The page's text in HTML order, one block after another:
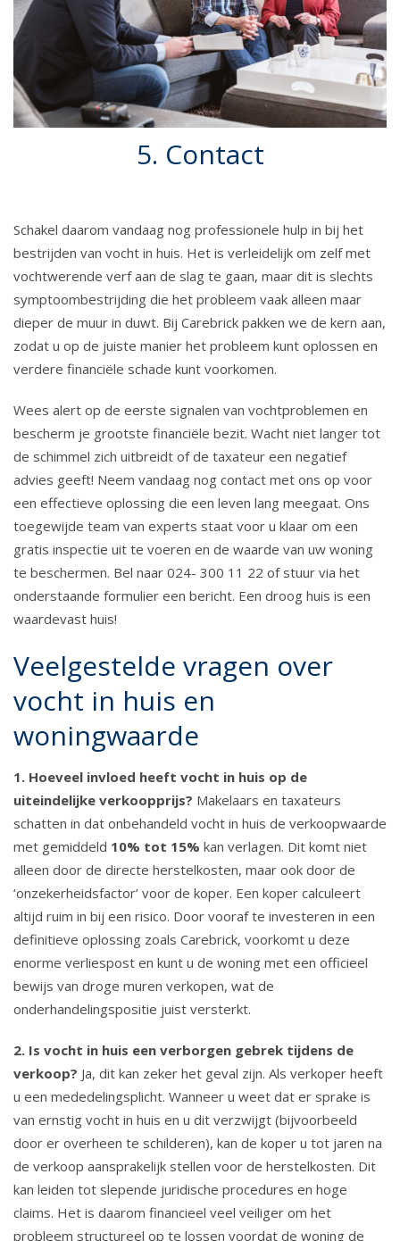
5. Contact
Schakel daarom vandaag nog professionele hulp in bij het
bestrijden van vocht in huis. Het is verleidelijk om zelf met
vochtwerende verf aan de slag te gaan, maar dit is slechts
symptoombestrijding die het probleem vaak alleen maar
dieper de muur in duwt. Bij Carebrick pakken we de kern aan,
zodat u op de juiste manier het probleem kunt oplossen en
verdere financiële schade kunt voorkomen.
Wees alert op de eerste signalen van vochtproblemen en
bescherm je grootste financiële bezit. Wacht niet langer tot
de schimmel zich uitbreidt of de taxateur een negatief
advies geeft! Neem vandaag nog contact met ons op voor
een effectieve oplossing die een leven lang meegaat. Ons
toegewijde team van experts staat voor u klaar om een
gratis inspectie uit te voeren en de waarde van uw woning
te beschermen. Bel naar 024- 300 11 22 of stuur via het
onderstaande formulier een bericht. Een droog huis is een
waardevast huis!
Veelgestelde vragen over
vocht in huis en
woningwaarde
1. Hoeveel invloed heeft vocht in huis op de
uiteindelijke verkoopprijs? Makelaars en taxateurs
schatten in dat onbehandeld vocht in huis de verkoopwaarde
met gemiddeld 10% tot 15% kan verlagen. Dit komt niet
alleen door de directe herstelkosten, maar ook door de
‘onzekerheidsfactor’ voor de koper. Een koper calculeert
altijd ruim in bij een risico. Door vooraf te investeren in een
definitieve oplossing zoals Carebrick, voorkomt u deze
enorme verliespost en kunt u de woning met een officieel
bewijs van droge muren verkopen, wat de
onderhandelingspositie juist versterkt.
2. Is vocht in huis een verborgen gebrek tijdens de
verkoop? Ja, dit kan zeker het geval zijn. Als verkoper heeft
u een mededelingsplicht. Wanneer u weet dat er sprake is
van ernstig vocht in huis en u dit verzwijgt (bijvoorbeeld
door er overheen te schilderen), kan de koper u tot jaren na
de verkoop aansprakelijk stellen voor de herstelkosten. Dit
kan leiden tot slepende juridische procedures en hoge
claims. Het is daarom financieel veel veiliger om het
probleem structureel op te lossen voordat de woning de